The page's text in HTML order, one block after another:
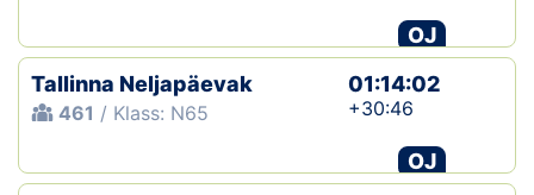
OJ
Tallinna Neljapäevak
461 / Klass: N65
01:14:02
+30:46
OJ